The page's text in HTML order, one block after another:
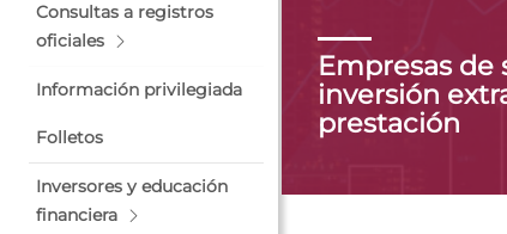
Consultas a registros
oficiales
Información privilegiada
Folletos
Inversores y educación
financiera
Empresas de
inversión
prestación